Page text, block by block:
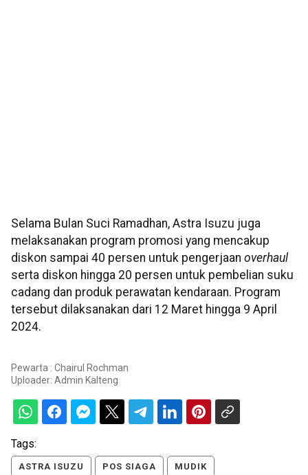
Selama Bulan Suci Ramadhan, Astra Isuzu juga
melaksanakan program promosi yang mencakup
diskon sampai 40 persen untuk pengerjaan overhaul
serta diskon hingga 20 persen untuk pembelian suku
cadang dan produk perawatan kendaraan. Program
tersebut dilaksanakan dari 12 Maret hingga 9 April
2024.
Pewarta : Chairul Rochman
Uploader: Admin Kalteng
Tags:
ASTRA ISUZU POS SIAGA MUDIK